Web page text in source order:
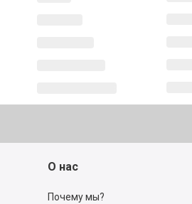
О нас
Почему мы?